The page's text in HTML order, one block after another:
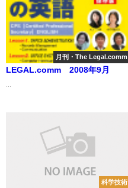
月刊・The Legal.comm
LEGAL.comm 2008年9月
科学技術